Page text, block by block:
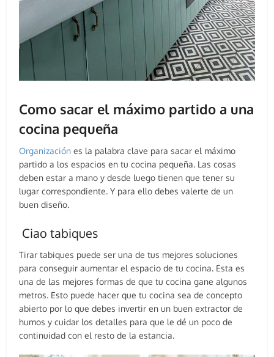
Como sacar el máximo partido a una
cocina pequeña
Organización es la palabra clave para sacar el máximo
partido a los espacios en tu cocina pequeña. Las cosas
deben estar a mano y desde luego tienen que tener su
lugar correspondiente. Y para ello debes valerte de un
buen diseño.
Ciao tabiques
Tirar tabiques puede ser una de tus mejores soluciones
para conseguir aumentar el espacio de tu cocina. Esta es
una de las mejores formas de que tu cocina gane algunos
metros. Esto puede hacer que tu cocina sea de concepto
abierto por lo que debes invertir en un buen extractor de
humos y cuidar los detalles para que le dé un poco de
continuidad con el resto de la estancia.